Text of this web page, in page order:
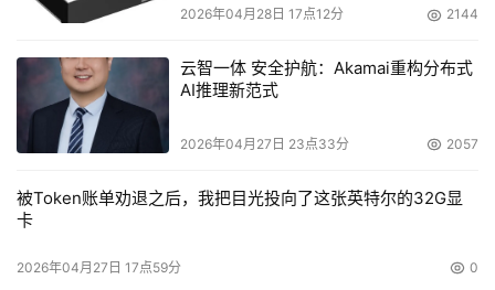
2026年04月28日 17点12分 2144
云智一体 安全护航：Akamai重构分布式
AI推理新范式
2026年04月27日 23点33分 2057
被Token账单劝退之后，我把目光投向了这张英特尔的32G显
卡
2026年04月27日 17点59分 0